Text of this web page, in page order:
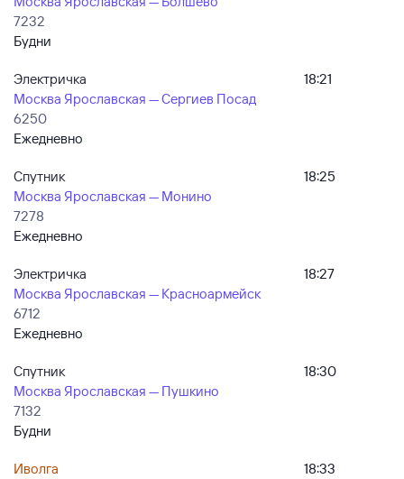
7232
Будни
Электричка
Москва Ярославская — Сергиев Посад
6250
Ежедневно
18:21
Спутник
Москва Ярославская — Монино
7278
Ежедневно
18:25
Электричка
Москва Ярославская — Красноармейск
6712
Ежедневно
18:27
Спутник
Москва Ярославская — Пушкино
7132
Будни
18:30
Иволга
18:33